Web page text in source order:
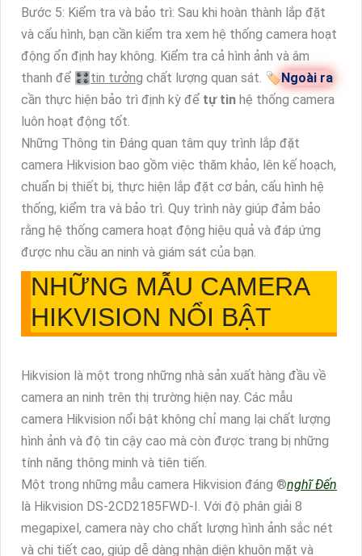
Bước 5: Kiểm tra và bảo trì: Sau khi hoàn thành lắp đặt
và cấu hình, bạn cần kiểm tra xem hệ thống camera hoạt
động ổn định hay không. Kiểm tra cả hình ảnh và âm
thanh để 🎛tin tưởng chất lượng quan sát. 🏷Ngoài ra
cần thực hiện bảo trì định kỳ để tự tin hệ thống camera
luôn hoạt động tốt.
Những Thông tin Đáng quan tâm quy trình lắp đặt
camera Hikvision bao gồm việc thăm khảo, lên kế hoạch,
chuẩn bị thiết bị, thực hiện lắp đặt cơ bản, cấu hình hệ
thống, kiểm tra và bảo trì. Quy trình này giúp đảm bảo
rằng hệ thống camera hoạt động hiệu quả và đáp ứng
được nhu cầu an ninh và giám sát của bạn.
NHỮNG MẪU CAMERA
HIKVISION NỔI BẬT
Hikvision là một trong những nhà sản xuất hàng đầu về
camera an ninh trên thị trường hiện nay. Các mẫu
camera Hikvision nổi bật không chỉ mang lại chất lượng
hình ảnh và độ tin cậy cao mà còn được trang bị những
tính năng thông minh và tiên tiến.
Một trong những mẫu camera Hikvision đáng ®️nghĩ Đến
là Hikvision DS-2CD2185FWD-I. Với độ phân giải 8
megapixel, camera này cho chất lượng hình ảnh sắc nét
và chi tiết cao, giúp dễ dàng nhận diện khuôn mặt và